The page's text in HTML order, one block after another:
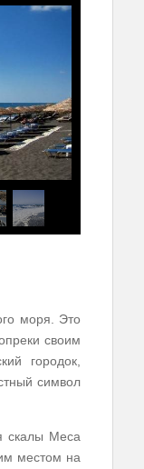
моря. Это
своим
городок,
символ
скалы Меса
местом на